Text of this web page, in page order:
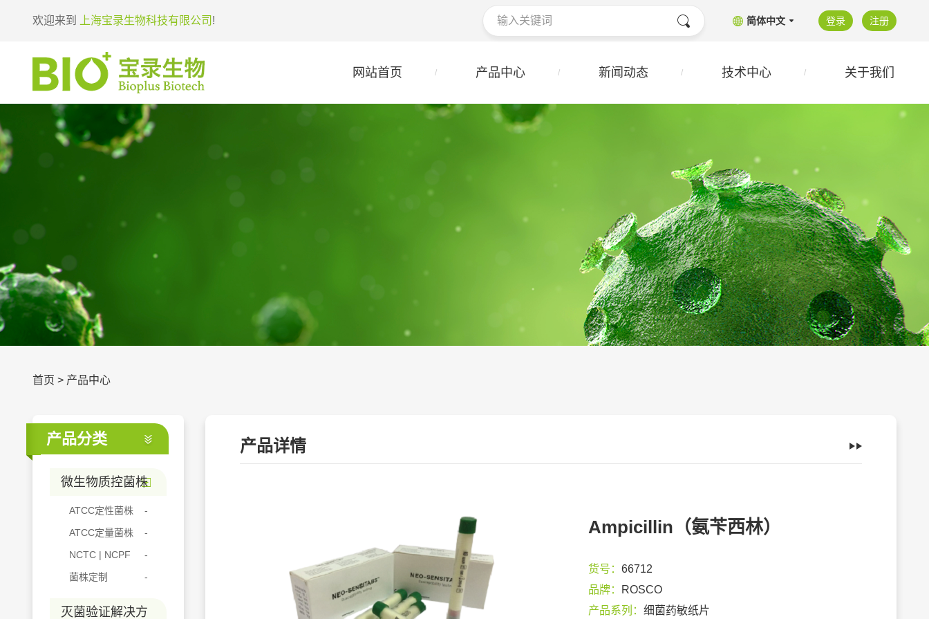
欢迎来到 上海宝录生物科技有限公司 ! 简体中文 登录 注册
网站首页 产品中心 新闻动态 技术中心 关于我们
首页 > 产品中心
产品分类
微生物质控菌株
ATCC定性菌株
ATCC定量菌株
NCTC | NCPF
菌株定制
灭菌验证解决方
产品详情
Ampicillin（氨苄西林）
货号： 66712
品牌：
ROSCO
产品系列： 细菌药敏纸片